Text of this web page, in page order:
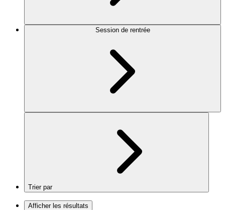
Session de rentrée
Trier par
Afficher les résultats